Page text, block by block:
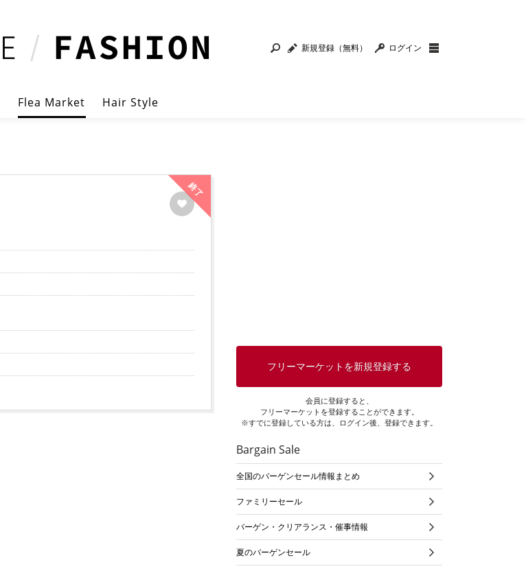
新規登録（無料） ログイン
Flea Market Hair Style
終了
フリーマーケットを新規登録する
会員に登録すると、
フリーマーケットを登録することができます。
※すでに登録している方は、ログイン後、登録できます。
Bargain Sale
全国のバーゲンセール情報まとめ
ファミリーセール
バーゲン・クリアランス・催事情報
夏のバーゲンセール